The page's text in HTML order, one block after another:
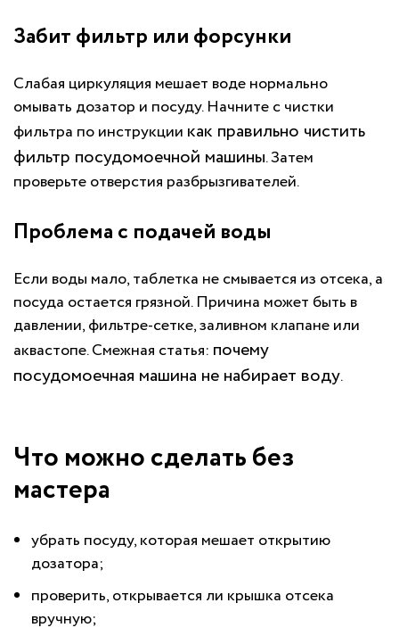
Забит фильтр или форсунки
Слабая циркуляция мешает воде нормально
омывать дозатор и посуду. Начните с чистки
фильтра по инструкции как правильно чистить
фильтр посудомоечной машины. Затем
проверьте отверстия разбрызгивателей.
Проблема с подачей воды
Если воды мало, таблетка не смывается из отсека, а
посуда остается грязной. Причина может быть в
давлении, фильтре-сетке, заливном клапане или
аквастопе. Смежная статья: почему
посудомоечная машина не набирает воду.
Что можно сделать без
мастера
убрать посуду, которая мешает открытию
дозатора;
проверить, открывается ли крышка отсека
вручную;